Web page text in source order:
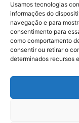
Usamos tecnologias
informações do
navegação e para
consentimento para
como comportamento
consentir ou retirar o
determinados recursos
sobre política,
relevantes para a
Rio Press
online, trazendo
seus leitores.